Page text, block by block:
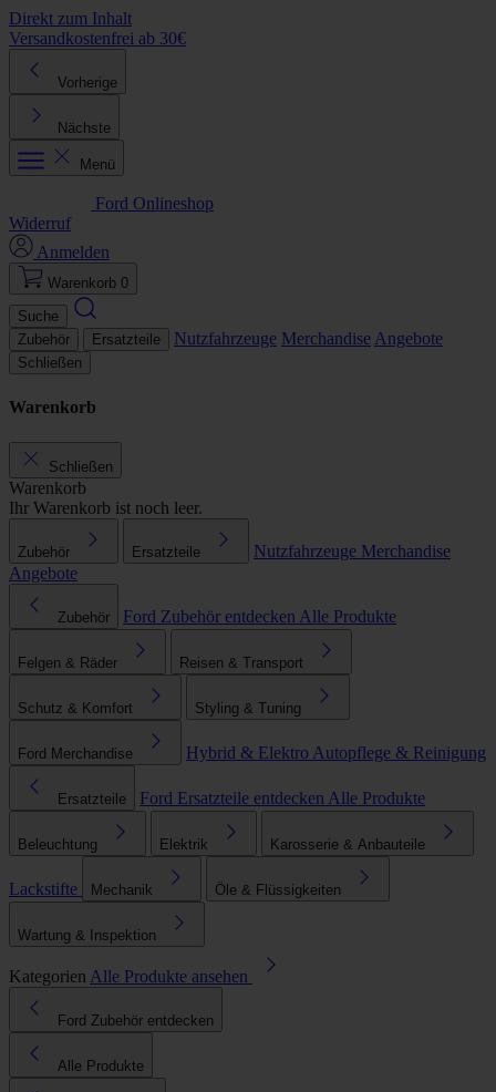
Direkt zum Inhalt
Versandkostenfrei ab 30€
Vorherige
Nächste
Menü
Ford Onlineshop
Widerruf
Anmelden
Warenkorb 0
Suche
Zubehör
Ersatzteile Nutzfahrzeuge Merchandise Angebote
Schließen
Warenkorb
Schließen
Warenkorb
Ihr Warenkorb ist noch leer.
Zubehör Ersatzteile Nutzfahrzeuge Merchandise
Angebote
Zubehör Ford Zubehör entdecken Alle Produkte
Felgen & Räder Reisen & Transport
Schutz & Komfort Styling & Tuning
Ford Merchandise Hybrid & Elektro Autopflege & Reinigung
Ersatzteile Ford Ersatzteile entdecken Alle Produkte
Beleuchtung Elektrik Karosserie & Anbauteile
Lackstifte Mechanik Öle & Flüssigkeiten
Wartung & Inspektion
Kategorien Alle Produkte ansehen
Ford Zubehör entdecken
Alle Produkte